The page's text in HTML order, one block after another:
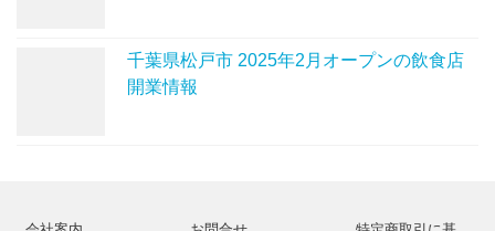
千葉県松戸市 2025年2月オープンの飲食店
開業情報